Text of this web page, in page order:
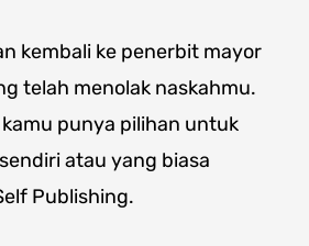
kembali ke penerbit mayor
telah menolak naskahmu.
punya pilihan untuk
atau yang biasa
Publishing.